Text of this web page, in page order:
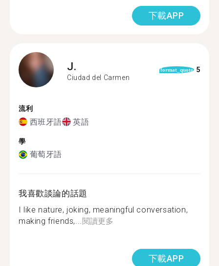
下載APP
J.
Ciudad del Carmen
format_quote 5
流利
西班牙語 英語
學
葡萄牙語
我喜歡談論的話題
I like nature, joking, meaningful conversation,
making friends,...閱讀更多
下載APP